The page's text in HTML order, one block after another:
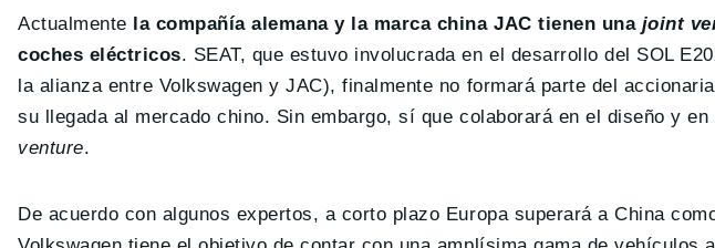
Actualmente la compañía alemana y la marca china JAC tienen una joint
coches eléctricos. SEAT, que estuvo involucrada en el desarrollo del SOL
la alianza entre Volkswagen y JAC), finalmente no formará parte del
su llegada al mercado chino. Sin embargo, sí que colaborará en el diseño y
venture.
De acuerdo con algunos expertos, a corto plazo Europa superará a China